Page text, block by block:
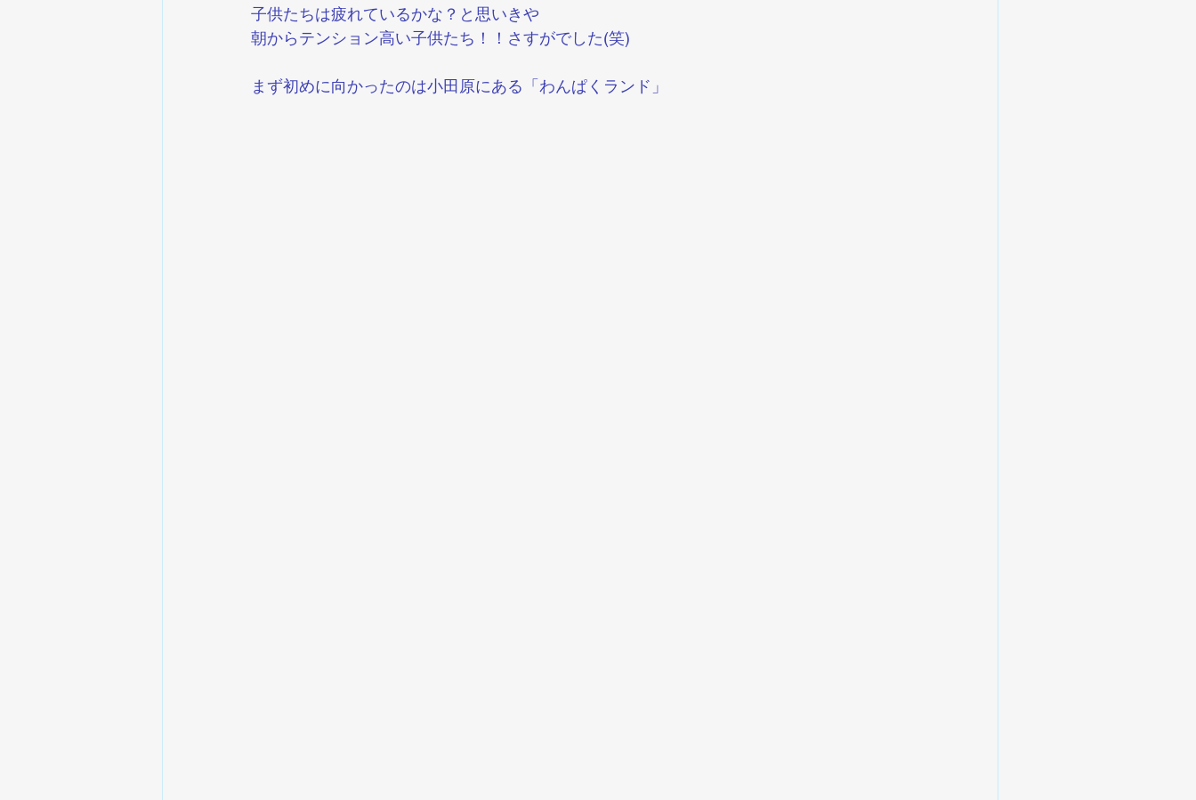
子供たちは疲れているかな？と思いきや
朝からテンション高い子供たち！！さすがでした(笑)
まず初めに向かったのは小田原にある「わんぱくランド」